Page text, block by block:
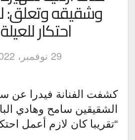
وشقيقه وتعلق:
احتكار
29 نوفمبر، 2022
كشفت الفنانة فيدرا عن
الشقيقين سامح وهادي
“تقريبا كان لازم أعمل